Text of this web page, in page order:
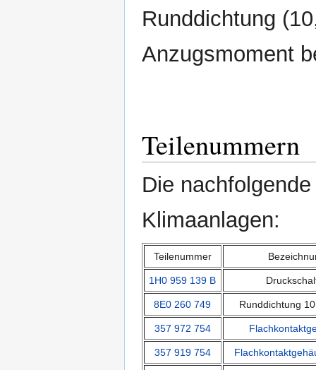
Runddichtung
Anzugsmoment
Teilenummern
Die nachfolgende
Klimaanlagen:
Teilenummer
1H0 959 139 B
8E0 260 749 Runddichtung
357 972 754
357 919 754